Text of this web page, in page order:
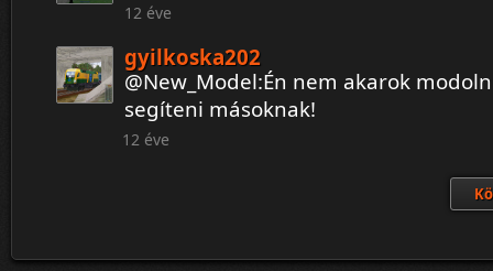
12 éve
gyilkoska202
@New_Model:Én nem akarok
segíteni másoknak!
12 éve